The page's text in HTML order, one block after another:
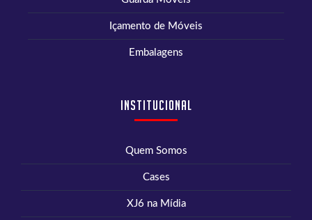
Içamento de Móveis
Embalagens
Institucional
Quem Somos
Cases
XJ6 na Mídia